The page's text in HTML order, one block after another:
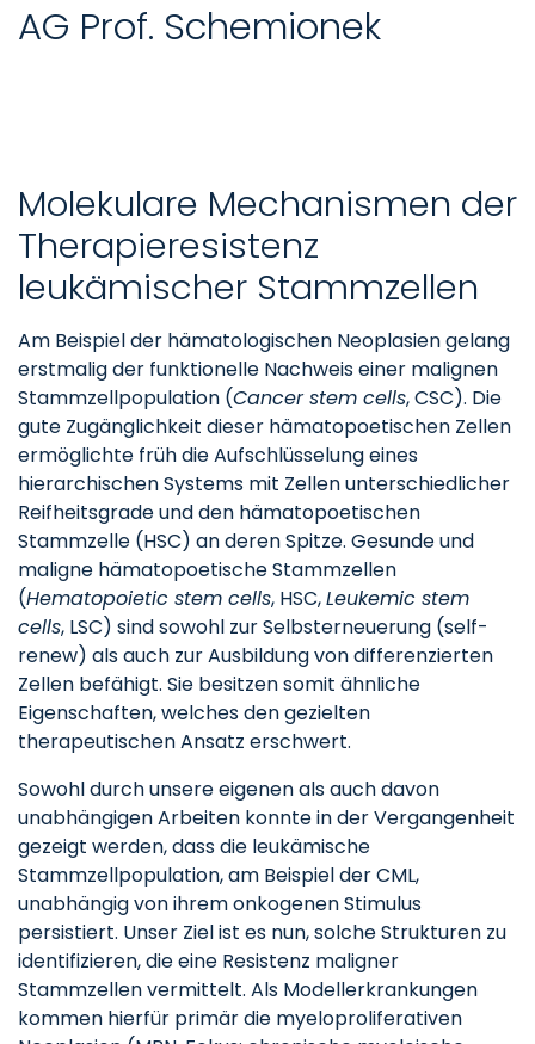
AG Prof. Schemionek
Molekulare Mechanismen der
Therapieresistenz
leukämischer Stammzellen
Am Beispiel der hämatologischen Neoplasien gelang
erstmalig der funktionelle Nachweis einer malignen
Stammzellpopulation (Cancer stem cells, CSC). Die
gute Zugänglichkeit dieser hämatopoetischen Zellen
ermöglichte früh die Aufschlüsselung eines
hierarchischen Systems mit Zellen unterschiedlicher
Reifheitsgrade und den hämatopoetischen
Stammzelle (HSC) an deren Spitze. Gesunde und
maligne hämatopoetische Stammzellen
(Hematopoietic stem cells, HSC,Leukemic stem
cells, LSC) sind sowohl zur Selbsterneuerung (self-
renew) als auch zur Ausbildung von differenzierten
Zellen befähigt. Sie besitzen somit ähnliche
Eigenschaften, welches den gezielten
therapeutischen Ansatz erschwert.
Sowohl durch unsere eigenen als auch davon
unabhängigen Arbeiten konnte in der Vergangenheit
gezeigt werden, dass die leukämische
Stammzellpopulation, am Beispiel der CML,
unabhängig von ihrem onkogenen Stimulus
persistiert. Unser Ziel ist es nun, solche Strukturen zu
identifizieren, die eine Resistenz maligner
Stammzellen vermittelt. Als Modellerkrankungen
kommen hierfür primär die myeloproliferativen